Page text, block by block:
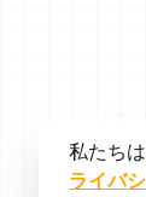
私たち
ライバ